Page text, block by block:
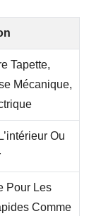
Tapette,
Mécanique,
Ou
Pour Les
Comme